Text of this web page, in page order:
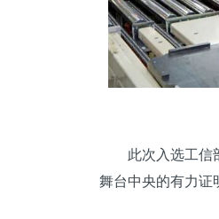
此次入选工信部
舞台中央的有力证